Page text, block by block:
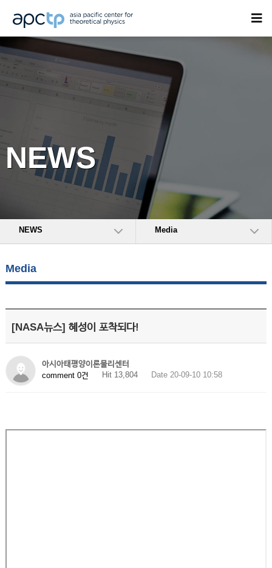
NEWS
NEWS Media
Media
[NASA뉴스] 혜성이 포착되다!
아시아태평양이론물리센터
comment 0건
Hit 13,804 Date 20-09-10 10:58